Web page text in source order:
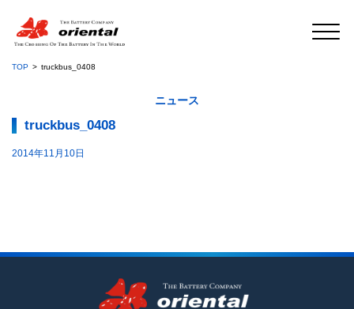
TOP truckbus_0408
ニュース
truckbus_0408
2014年11月10日